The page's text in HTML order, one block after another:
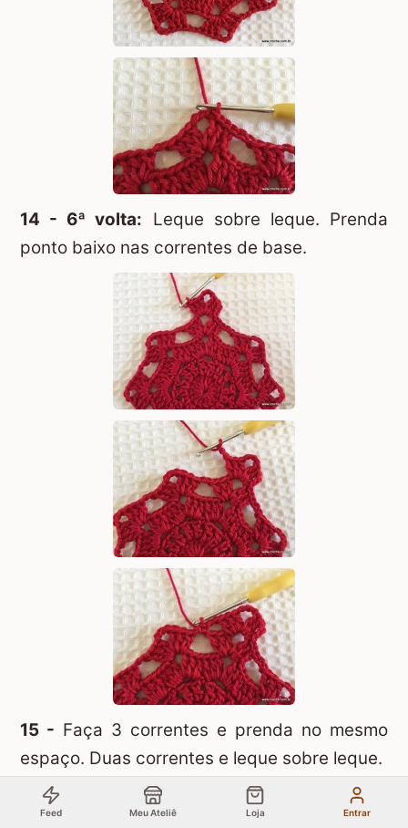
14 - 6ª volta: Leque sobre leque. Prenda
ponto baixo nas correntes de base.
15 - Faça 3 correntes e prenda no mesmo
espaço. Duas correntes e leque sobre leque.
Feed Meu Ateliê Loja Entrar